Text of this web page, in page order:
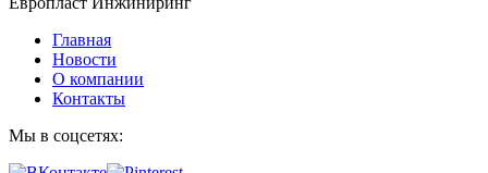
Главная
Новости
О компании
Контакты
Мы в соцсетях: